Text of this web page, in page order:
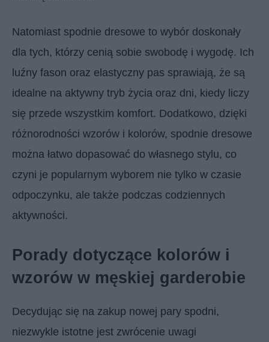
Natomiast spodnie dresowe to wybór doskonały
dla tych, którzy cenią sobie swobodę i wygodę. Ich
luźny fason oraz elastyczny pas sprawiają, że są
idealne na aktywny tryb życia oraz dni, kiedy liczy
się przede wszystkim komfort. Dodatkowo, dzięki
różnorodności wzorów i kolorów, spodnie dresowe
można łatwo dopasować do własnego stylu, co
czyni je popularnym wyborem nie tylko w czasie
odpoczynku, ale także podczas codziennych
aktywności.
Porady dotyczące kolorów i
wzorów w męskiej garderobie
Decydując się na zakup nowej pary spodni,
niezwykle istotne jest zwrócenie uwagi